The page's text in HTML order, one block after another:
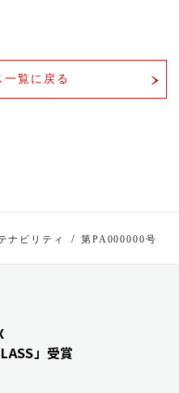
一覧に戻る
ナビリティ 第PA000000号
」受賞